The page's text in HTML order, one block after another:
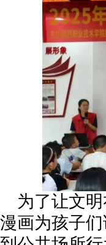
为了让文
漫画为孩子